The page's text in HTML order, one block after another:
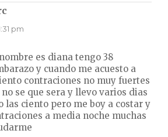
pm
es diana tengo 38
y cuando me acuesto a
contraciones no muy fuertes
se que sera y llevo varios dias
las ciento pero me boy a costar y
a media noche muchas